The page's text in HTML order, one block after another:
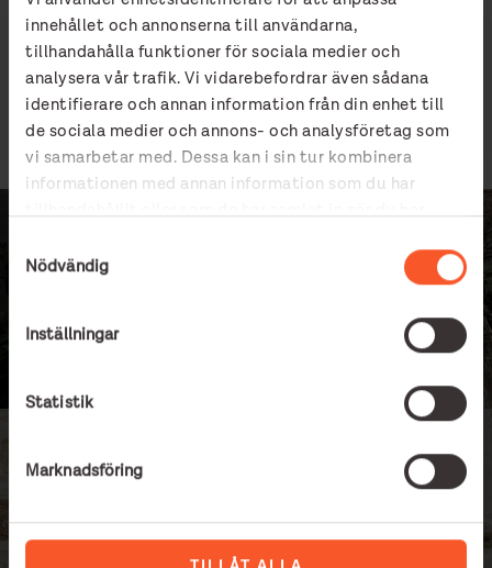
innehållet och annonserna till användarna,
tillhandahålla funktioner för sociala medier och
analysera vår trafik. Vi vidarebefordrar även sådana
identifierare och annan information från din enhet till
de sociala medier och annons- och analysföretag som
vi samarbetar med. Dessa kan i sin tur kombinera
informationen med annan information som du har
Nödvändig
Inställningar
Statistik
Marknadsföring
Abilitys metod samt anknytning till
forskning.pdf
pdf 68.09 KB